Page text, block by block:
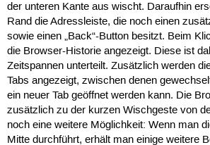
der unteren Kante aus wischt. Daraufhin
Rand die Adressleiste, die noch einen
sowie einen „Back“-Button besitzt. Beim
die Browser-Historie angezeigt. Diese ist
Zeitspannen unterteilt. Zusätzlich werden
Tabs angezeigt, zwischen denen
ein neuer Tab geöffnet werden kann. Die
zusätzlich zu der kurzen Wischgeste von
noch eine weitere Möglichkeit: Wenn man
Mitte durchführt, erhält man einige weitere